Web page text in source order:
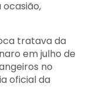
tratava da
em julho de
no
oficial da